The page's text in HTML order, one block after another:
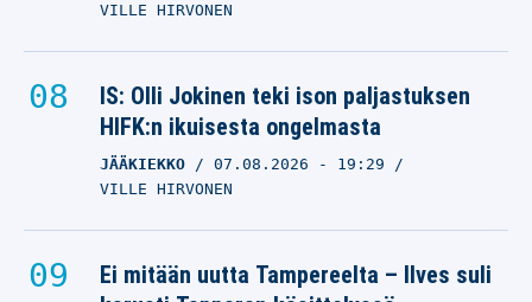
VILLE HIRVONEN
IS: Olli Jokinen teki ison paljastuksen
HIFK:n ikuisesta ongelmasta
JÄÄKIEKKO 07.08.2026 - 19:29
VILLE HIRVONEN
Ei mitään uutta Tampereelta – Ilves suli